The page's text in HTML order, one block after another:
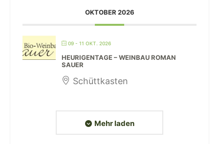
OKTOBER 2026
09 - 11 OKT. 2026
HEURIGENTAGE – WEINBAU ROMAN
SAUER
Schüttkasten
Mehr laden